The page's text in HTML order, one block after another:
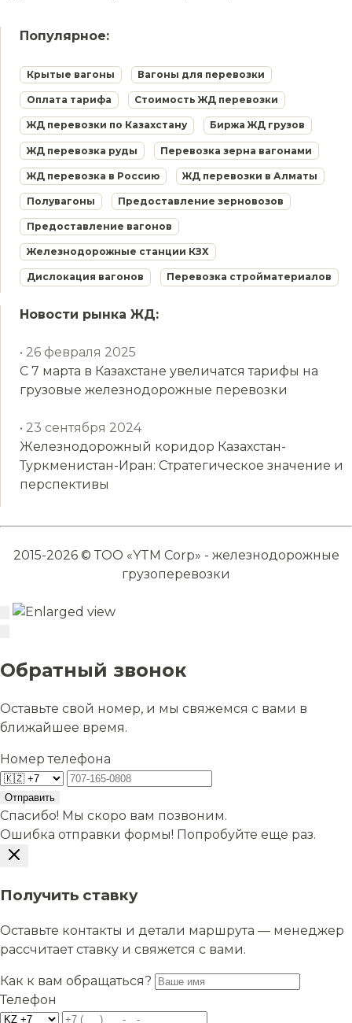
Популярное:
Крытые вагоны Вагоны для перевозки
Оплата тарифа Стоимость ЖД перевозки
ЖД перевозки по Казахстану Биржа ЖД грузов
ЖД перевозка руды Перевозка зерна вагонами
ЖД перевозка в Россию ЖД перевозки в Алматы
Полувагоны Предоставление зерновозов
Предоставление вагонов
Железнодорожные станции КЗХ
Дислокация вагонов Перевозка стройматериалов
Новости рынка ЖД:
• 26 февраля 2025
С 7 марта в Казахстане увеличатся тарифы на
грузовые железнодорожные перевозки
• 23 сентября 2024
Железнодорожный коридор Казахстан-
Туркменистан-Иран: Стратегическое значение и
перспективы
2015-2026 © ТОО «YTM Corp» - железнодорожные
грузоперевозки
Обратный звонок
Оставьте свой номер, и мы свяжемся с вами в
ближайшее время.
Номер телефона
Отправить
Спасибо! Мы скоро вам позвоним.
Ошибка отправки формы! Попробуйте еще раз.
Получить ставку
Оставьте контакты и детали маршрута — менеджер
рассчитает ставку и свяжется с вами.
Как к вам обращаться?
Телефон